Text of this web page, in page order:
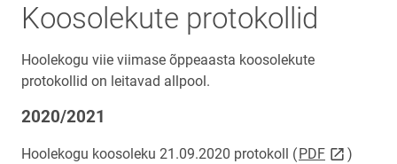
Koosolekute protokollid
Hoolekogu viie viimase õppeaasta koosolekute
protokollid on leitavad allpool.
2020/2021
Hoolekogu koosoleku 21.09.2020 protokoll (PDFlink opens
)